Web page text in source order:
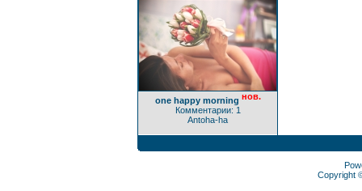
one happy morning нов.
Комментарии: 1
Antoha-ha
Copyright